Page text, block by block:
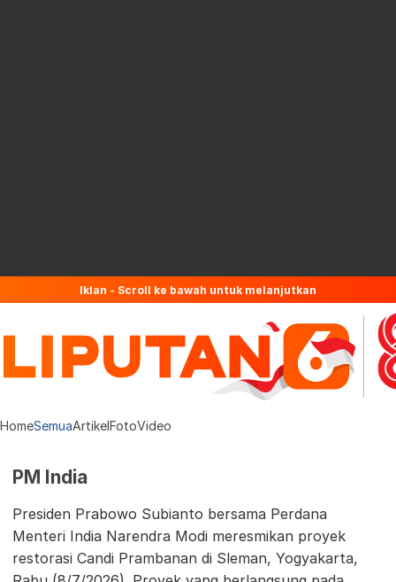
Iklan - Scroll ke bawah untuk melanjutkan
HomeSemuaArtikelFotoVideo
PM India
Presiden Prabowo Subianto bersama Perdana
Menteri India Narendra Modi meresmikan proyek
restorasi Candi Prambanan di Sleman, Yogyakarta,